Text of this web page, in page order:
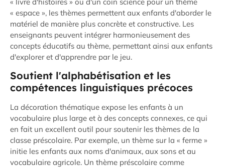
« espace », les thèmes permettent aux enfants d'aborder le
matériel de manière plus concrète et constructive. Les
enseignants peuvent intégrer harmonieusement des
concepts éducatifs au thème, permettant ainsi aux enfants
d'explorer et d'apprendre par le jeu.
Soutient l'alphabétisation et les
compétences linguistiques précoces
La décoration thématique expose les enfants à un
vocabulaire plus large et à des concepts connexes, ce qui
en fait un excellent outil pour soutenir les thèmes de la
classe préscolaire. Par exemple, un thème sur la « ferme »
initie les enfants aux noms d'animaux, aux sons et au
vocabulaire agricole. Un thème préscolaire comme